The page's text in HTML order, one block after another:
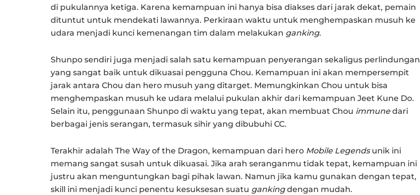
di pukulannya ketiga. Karena kemampuan ini hanya bisa diakses dari jarak dekat, pemain
dituntut untuk mendekati lawannya. Perkiraan waktu untuk menghempaskan musuh ke
udara menjadi kunci kemenangan tim dalam melakukan ganking.
Shunpo sendiri juga menjadi salah satu kemampuan penyerangan sekaligus perlindungan
yang sangat baik untuk dikuasai pengguna Chou. Kemampuan ini akan mempersempit
jarak antara Chou dan hero musuh yang ditarget. Memungkinkan Chou untuk bisa
menghempaskan musuh ke udara melalui pukulan akhir dari kemampuan Jeet Kune Do.
Selain itu, penggunaan Shunpo di waktu yang tepat, akan membuat Chou immunedari
berbagai jenis serangan, termasuk sihir yang dibubuhi CC.
Terakhir adalah The Way of the Dragon, kemampuan dari hero Mobile Legendsunik ini
memang sangat susah untuk dikuasai. Jika arah seranganmu tidak tepat, kemampuan ini
justru akan menguntungkan bagi pihak lawan. Namun jika kamu gunakan dengan tepat,
skill ini menjadi kunci penentu kesuksesan suatu gankingdengan mudah.